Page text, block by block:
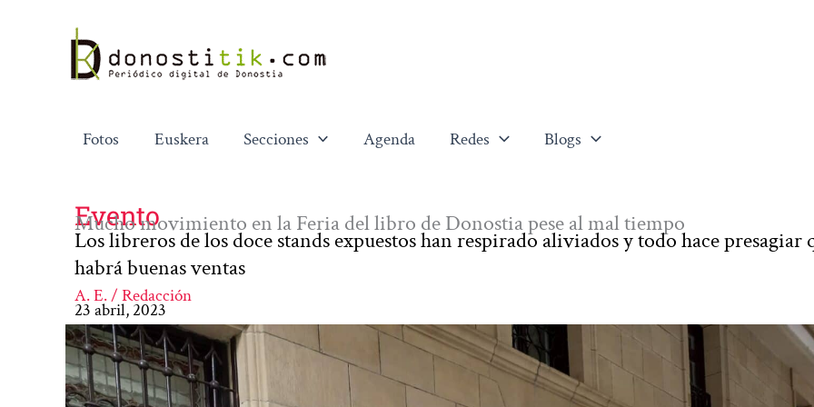
contenido
Fotos Euskera Secciones Agenda Redes Blogs
Evento
Mucho movimiento en la Feria del libro de Donostia pese al mal tiempo
Los libreros de los doce stands expuestos han respirado aliviados y todo hace presagiar
habrá buenas ventas
A. E. / Redacción
23 abril, 2023